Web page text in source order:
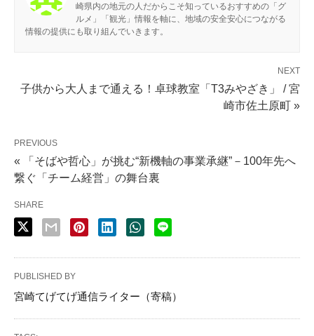
崎県内の地元の人だからこそ知っているおすすめの「グ
ルメ」「観光」情報を軸に、地域の安全安心につながる
情報の提供にも取り組んでいきます。
NEXT
子供から大人まで通える！卓球教室「T3みやざき」 / 宮
崎市佐土原町 »
PREVIOUS
« 「そばや哲心」が挑む“新機軸の事業承継”－100年先へ
繋ぐ「チーム経営」の舞台裏
SHARE
PUBLISHED BY
宮崎てげてげ通信ライター（寄稿）